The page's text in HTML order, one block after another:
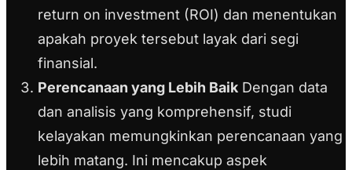
return on investment (ROI) dan menentukan
apakah proyek tersebut layak dari segi
finansial.
Perencanaan yang Lebih Baik Dengan data
dan analisis yang komprehensif, studi
kelayakan memungkinkan perencanaan yang
lebih matang. Ini mencakup aspek